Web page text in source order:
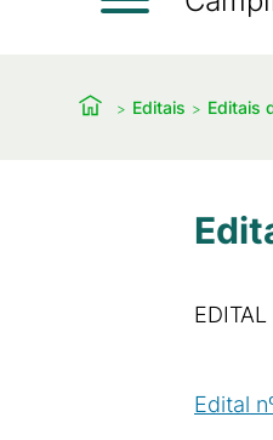
Editais Editais
Edital